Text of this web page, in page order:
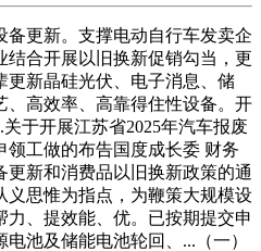
更新。支撑电动自行车发卖企
结合开展以旧换新促销勾当，更
更新晶硅光伏、电子消息、储
、高效率、高靠得住性设备。开
于开展江苏省2025年汽车报废
工做的布告国度成长委 财务
更新和消费品以旧换新政策的通
义思惟为指点，为鞭策大规模设
、提效能、优。已按期提交申
池及储能电池轮回、...（一）